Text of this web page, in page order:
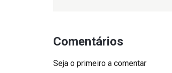
Comentários
Seja o primeiro a comentar